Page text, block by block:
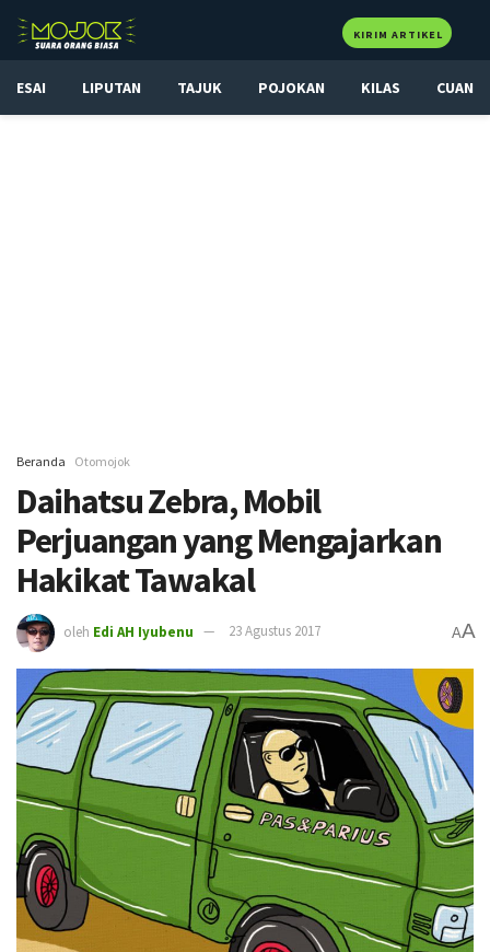
KIRIM ARTIKEL
ESAI LIPUTAN TAJUK POJOKAN KILAS CUAN
Beranda Otomojok
Daihatsu Zebra, Mobil
Perjuangan yang Mengajarkan
Hakikat Tawakal
oleh Edi AH Iyubenu 23 Agustus 2017 AA